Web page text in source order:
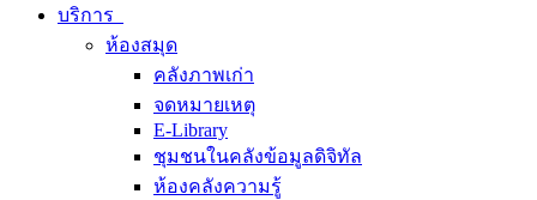
บริการ
ห้องสมุด
คลังภาพเก่า
จดหมายเหตุ
E-Library
ชุมชนในคลังข้อมูลดิจิทัล
ห้องคลังความรู้